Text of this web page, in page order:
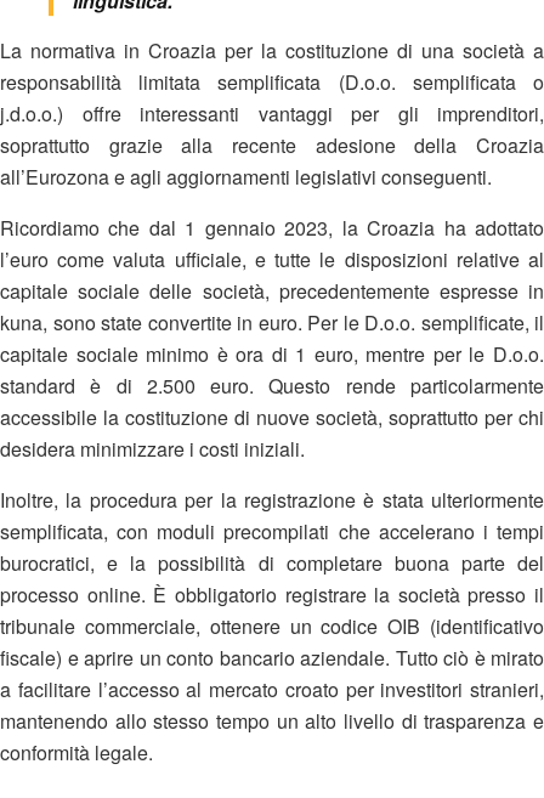
La normativa in Croazia per la costituzione di una società a
responsabilità limitata semplificata (D.o.o. semplificata o
j.d.o.o.) offre interessanti vantaggi per gli imprenditori,
soprattutto grazie alla recente adesione della Croazia
all’Eurozona e agli aggiornamenti legislativi conseguenti.
Ricordiamo che dal 1 gennaio 2023, la Croazia ha adottato
l’euro come valuta ufficiale, e tutte le disposizioni relative al
capitale sociale delle società, precedentemente espresse in
kuna, sono state convertite in euro. Per le D.o.o. semplificate, il
capitale sociale minimo è ora di 1 euro, mentre per le D.o.o.
standard è di 2.500 euro. Questo rende particolarmente
accessibile la costituzione di nuove società, soprattutto per chi
desidera minimizzare i costi iniziali​.
Inoltre, la procedura per la registrazione è stata ulteriormente
semplificata, con moduli precompilati che accelerano i tempi
burocratici, e la possibilità di completare buona parte del
processo online. È obbligatorio registrare la società presso il
tribunale commerciale, ottenere un codice OIB (identificativo
fiscale) e aprire un conto bancario aziendale. Tutto ciò è mirato
a facilitare l’accesso al mercato croato per investitori stranieri,
mantenendo allo stesso tempo un alto livello di trasparenza e
conformità legale​.